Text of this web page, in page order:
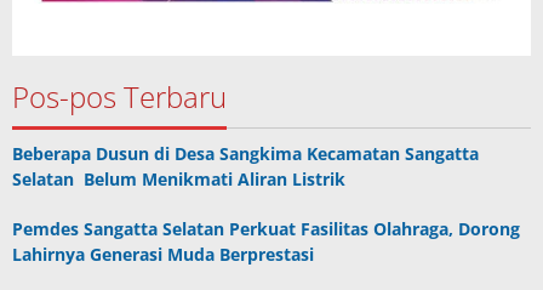
Pos-pos Terbaru
Beberapa Dusun di Desa Sangkima Kecamatan Sangatta
Selatan Belum Menikmati Aliran Listrik
Pemdes Sangatta Selatan Perkuat Fasilitas Olahraga, Dorong
Lahirnya Generasi Muda Berprestasi